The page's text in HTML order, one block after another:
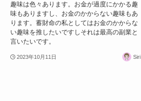
趣味は色々あります。お金が過度にかかる趣
味もありますし、お金のかからない趣味もあ
ります。蓄財命の私としてはお金のかからな
い趣味を推したいですしそれは最高の副業と
言いたいです。
2023年10月11日 Siri